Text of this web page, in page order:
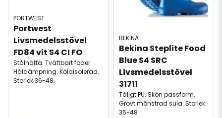
PORTWEST
Portwest
Livsmedelsstövel
FD84 vit S4 CI FO
Stålhätta. Tvättbart foder.
Häldämpning. Köldisolerad.
Storlek 36-48.
BEKINA
Bekina Steplite Food
Blue S4 SRC
Livsmedelsstövel
31711
Tåligt PU. Skön passform.
Grovt mönstrad sula. Storlek
35-48